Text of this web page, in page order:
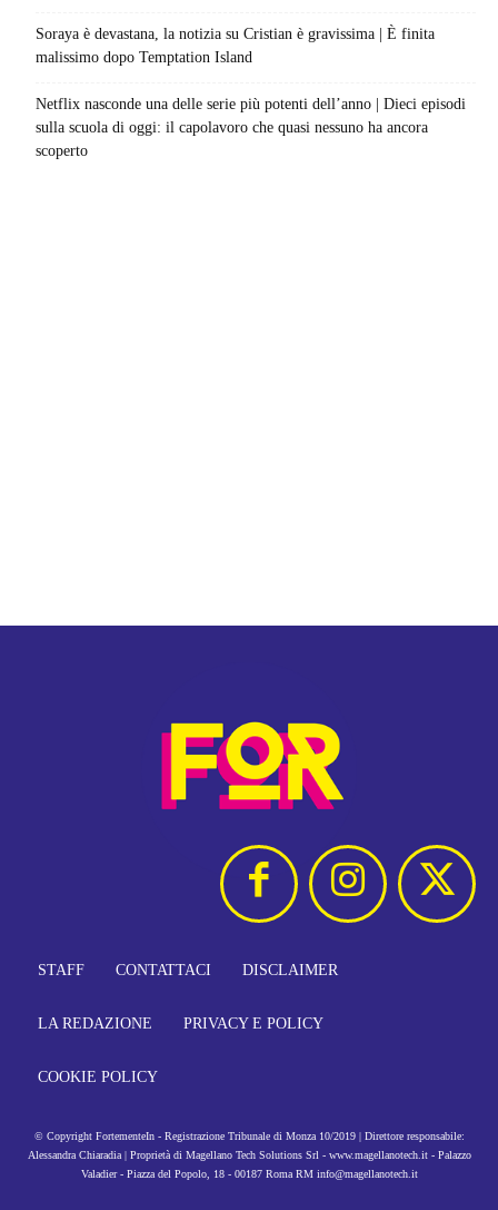
Soraya è devastana, la notizia su Cristian è gravissima | È finita
malissimo dopo Temptation Island
Netflix nasconde una delle serie più potenti dell’anno | Dieci episodi
sulla scuola di oggi: il capolavoro che quasi nessuno ha ancora
scoperto
STAFF CONTATTACI DISCLAIMER
LA REDAZIONE PRIVACY E POLICY
COOKIE POLICY
© Copyright FortementeIn - Registrazione Tribunale di Monza 10/2019 | Direttore responsabile:
Alessandra Chiaradia | Proprietà di Magellano Tech Solutions Srl - www.magellanotech.it - Palazzo
Valadier - Piazza del Popolo, 18 - 00187 Roma RM info@magellanotech.it